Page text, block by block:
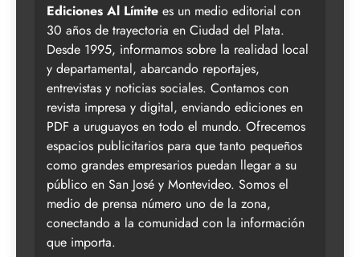
Ediciones Al Límite es un medio editorial con
30 años de trayectoria en Ciudad del Plata.
Desde 1995, informamos sobre la realidad local
y departamental, abarcando reportajes,
entrevistas y noticias sociales. Contamos con
revista impresa y digital, enviando ediciones en
PDF a uruguayos en todo el mundo. Ofrecemos
espacios publicitarios para que tanto pequeños
como grandes empresarios puedan llegar a su
público en San José y Montevideo. Somos el
medio de prensa número uno de la zona,
conectando a la comunidad con la información
que importa.